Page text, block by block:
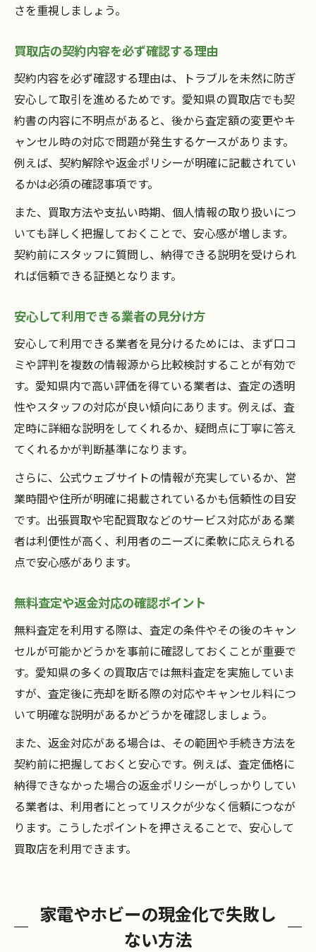
さを重視しましょう。
買取店の契約内容を必ず確認する理由
契約内容を必ず確認する理由は、トラブルを未然に防ぎ
安心して取引を進めるためです。愛知県の買取店でも契
約書の内容に不明点があると、後から査定額の変更やキ
ャンセル時の対応で問題が発生するケースがあります。
例えば、契約解除や返金ポリシーが明確に記載されてい
るかは必須の確認事項です。
また、買取方法や支払い時期、個人情報の取り扱いにつ
いても詳しく把握しておくことで、安心感が増します。
契約前にスタッフに質問し、納得できる説明を受けられ
れば信頼できる証拠となります。
安心して利用できる業者の見分け方
安心して利用できる業者を見分けるためには、まず口コ
ミや評判を複数の情報源から比較検討することが有効で
す。愛知県内で高い評価を得ている業者は、査定の透明
性やスタッフの対応が良い傾向にあります。例えば、査
定時に詳細な説明をしてくれるか、疑問点に丁寧に答え
てくれるかが判断基準になります。
さらに、公式ウェブサイトの情報が充実しているか、営
業時間や住所が明確に掲載されているかも信頼性の目安
です。出張買取や宅配買取などのサービス対応がある業
者は利便性が高く、利用者のニーズに柔軟に応えられる
点で安心感があります。
無料査定や返金対応の確認ポイント
無料査定を利用する際は、査定の条件やその後のキャン
セルが可能かどうかを事前に確認しておくことが重要で
す。愛知県の多くの買取店では無料査定を実施していま
すが、査定後に売却を断る際の対応やキャンセル料につ
いて明確な説明があるかどうかを確認しましょう。
また、返金対応がある場合は、その範囲や手続き方法を
契約前に把握しておくと安心です。例えば、査定価格に
納得できなかった場合の返金ポリシーがしっかりしてい
る業者は、利用者にとってリスクが少なく信頼につなが
ります。こうしたポイントを押さえることで、安心して
買取店を利用できます。
家電やホビーの現金化で失敗し
ない方法